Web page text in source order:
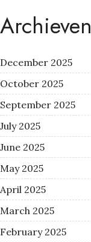
Archieven
December 2025
October 2025
September 2025
July 2025
June 2025
May 2025
April 2025
March 2025
February 2025